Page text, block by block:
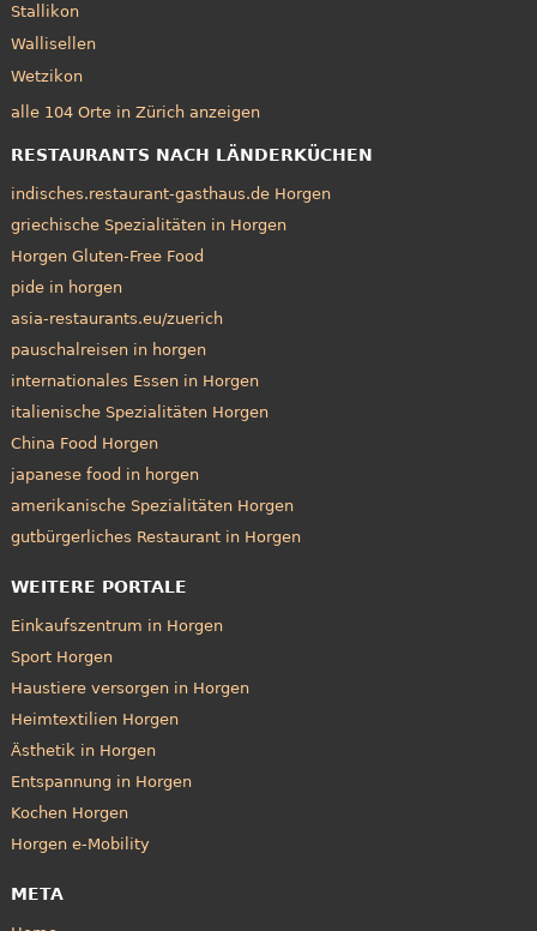
Stallikon
Wallisellen
Wetzikon
alle 104 Orte in Zürich anzeigen
RESTAURANTS NACH LÄNDERKÜCHEN
indisches.restaurant-gasthaus.de Horgen
griechische Spezialitäten in Horgen
Horgen Gluten-Free Food
pide in horgen
asia-restaurants.eu/zuerich
pauschalreisen in horgen
internationales Essen in Horgen
italienische Spezialitäten Horgen
China Food Horgen
japanese food in horgen
amerikanische Spezialitäten Horgen
gutbürgerliches Restaurant in Horgen
WEITERE PORTALE
Einkaufszentrum in Horgen
Sport Horgen
Haustiere versorgen in Horgen
Heimtextilien Horgen
Ästhetik in Horgen
Entspannung in Horgen
Kochen Horgen
Horgen e-Mobility
META